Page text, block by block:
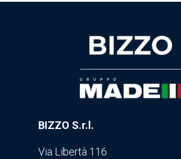
BIZZO S.r.l.
Via Libertà 116